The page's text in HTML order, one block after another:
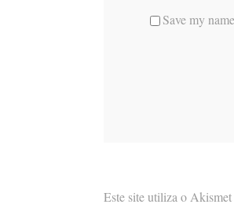
Save my
Este site utiliza o